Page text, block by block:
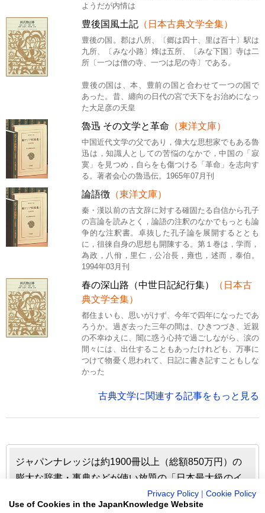
ようだが内情は
豊後国風土記 （日本古典文学全集）
豊後の国。郡は八所、〔郷は四十、里は百十〕駅は
九所、〔みな小路〕烽は五所、〔みな下国〕寺は二
所〔一つは僧の寺、一つは尼の寺〕である。
豊後の国は、本、豊前の国と合わせて一つの国で
あった。昔、纏向の日代の宮で天下をお治めになっ
た大足彦の天皇
魯迅 その文学と革命 （東洋文庫）
中国近代文学の父であり，偉大な思想家でもある魯
迅は，知識人としての苦悩のなかで，中国の「寂
寞」を見つめ，自らをも傷つける「革命」を志向す
る。著者会心の魯迅伝。1965年07月刊
論語徴 （東洋文庫）
秦・漢以前の古文辞に対する確固たる自信から孔子
の言論を読みとく，論語の注釈のなかでもっとも論
争的な注釈書。卓抜した孔子論を展開するととも
に，徂徠自身の思想も開陳する。第１巻は，学而，
為政，八佾，里仁，公冶長，雍也，述而，泰伯。
1994年03月刊
春の深山路（中世日記紀行集）
（日本古
典文学全集）
都住まいも、思いがけず、今年で四年になったであ
ろうか。過ぎ去った三年の間は、ひきつづき、近親
の不幸ゆえに、闇に惑う心持で過ごしながら、涙の
間々には、出仕することもあったけれども、万事に
つけて物憂く思われて、日記に書き記すこともしな
かった
古典文学に関連する記事をもっと見る
ジャパンナレッジは約1900冊以上（総額850万円）の
膨大な辞書・事典などが使い放題の「日本最大級のイ
ンターネット辞書・事典・叢書サイト」です。日本国
内のみならず、海外の有名大学から図書館まで、多く
Privacy Policy
Cookie Policy
Use of Cookies in the JapanKnowledge Website